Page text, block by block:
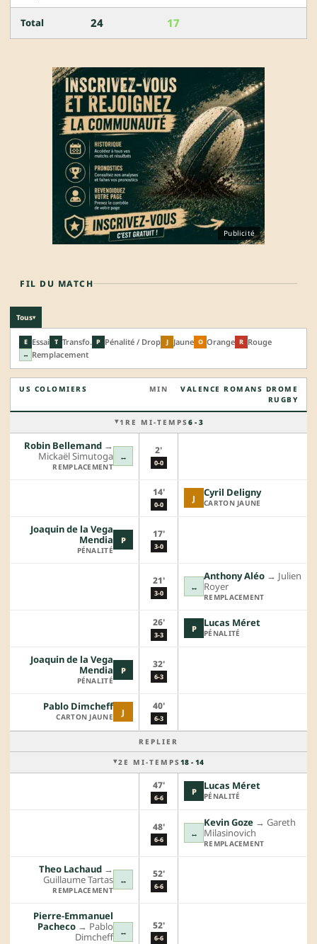
Total 24 17
Publicité
FIL DU MATCH
Tous▾
E Essai T Transfo. P Pénalité / Drop J Jaune O Orange R Rouge
↔ Remplacement
US COLOMIERS MIN
VALENCE ROMANS DROME
RUGBY
1RE MI-TEMPS 6 - 3
↔
Robin Bellemand →︎
Mickaël Simutoga
REMPLACEMENT
2'
0-0
14'
0-0
J Cyril Deligny
CARTON JAUNE
P
Joaquin de la Vega
Mendia
PÉNALITÉ
17'
3-0
21'
3-0
↔
Anthony Aléo →︎ Julien
Royer
REMPLACEMENT
26'
3-3
P Lucas Méret
PÉNALITÉ
P
Joaquin de la Vega
Mendia
PÉNALITÉ
32'
6-3
J
Pablo Dimcheff
CARTON JAUNE
40'
6-3
REPLIER
2E MI-TEMPS 18 - 14
47'
6-6
P Lucas Méret
PÉNALITÉ
48'
6-6
↔
Kevin Goze →︎ Gareth
Milasinovich
REMPLACEMENT
↔
Theo Lachaud →︎
Guillaume Tartas
REMPLACEMENT
52'
6-6
↔
Pierre-Emmanuel
Pacheco →︎ Pablo
Dimcheff
52'
6-6